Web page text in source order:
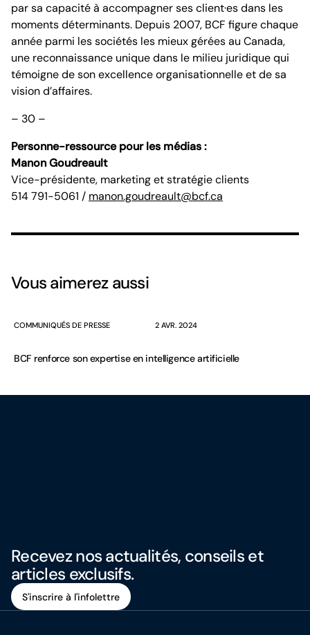
par sa capacité à accompagner ses client·es dans les
moments déterminants. Depuis 2007, BCF figure chaque
année parmi les sociétés les mieux gérées au Canada,
une reconnaissance unique dans le milieu juridique qui
témoigne de son excellence organisationnelle et de sa
vision d’affaires.
– 30 –
Personne-ressource pour les médias :
Manon Goudreault
Vice-présidente, marketing et stratégie clients
514 791-5061 / manon.goudreault@bcf.ca
Vous aimerez aussi
COMMUNIQUÉS DE PRESSE 2 AVR. 2024
BCF renforce son expertise en intelligence artificielle
Recevez nos actualités, conseils et
articles exclusifs.
S'inscrire à l'infolettre